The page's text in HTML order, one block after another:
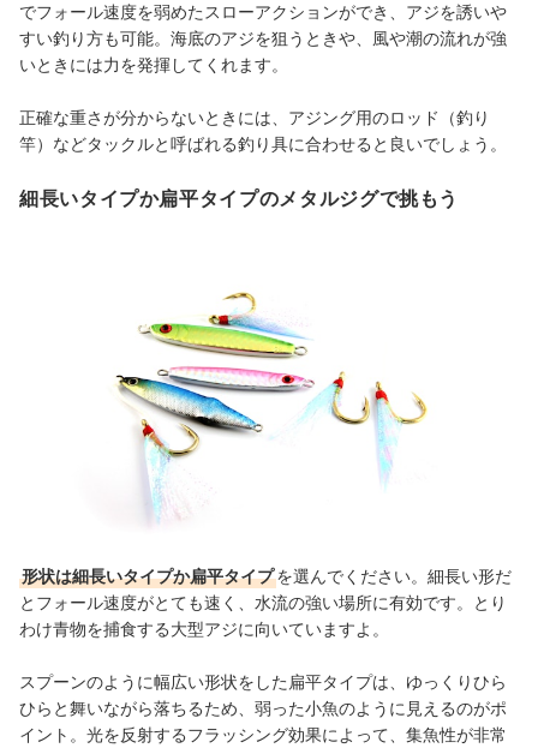
でフォール速度を弱めたスローアクションができ、アジを誘いや
すい釣り方も可能。海底のアジを狙うときや、風や潮の流れが強
いときには力を発揮してくれます。
正確な重さが分からないときには、アジング用のロッド（釣り
竿）などタックルと呼ばれる釣り具に合わせると良いでしょう。
細長いタイプか扁平タイプのメタルジグで挑もう
形状は細長いタイプか扁平タイプを選んでください。細長い形だ
とフォール速度がとても速く、水流の強い場所に有効です。とり
わけ青物を捕食する大型アジに向いていますよ。
スプーンのように幅広い形状をした扁平タイプは、ゆっくりひら
ひらと舞いながら落ちるため、弱った小魚のように見えるのがポ
イント。光を反射するフラッシング効果によって、集魚性が非常